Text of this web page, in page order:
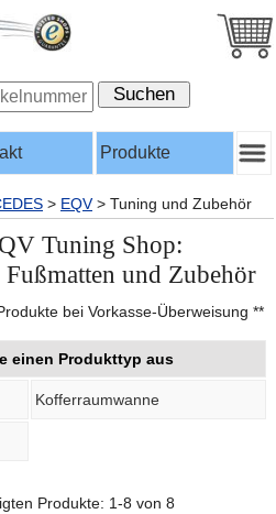
Produkte
> EQV > Tuning und Zubehör
Tuning Shop:
und Zubehör
bei Vorkasse-Überweisung **
einen Produkttyp aus
Kofferraumwanne
Produkte: 1-8 von 8